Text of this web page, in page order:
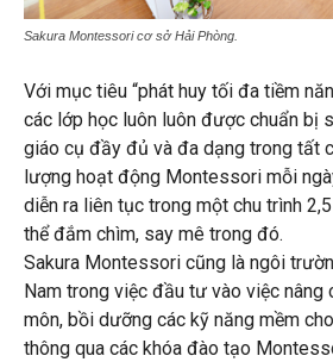
Sakura Montessori cơ sở Hải Phòng.
Với mục tiêu “phát huy tối đa tiềm
các lớp học luôn luôn được chuẩn bị
giáo cụ đầy đủ và đa dạng trong tất
lượng hoạt động Montessori mỗi
diễn ra liên tục trong một chu trình
thể đắm chìm, say mê trong đó.
Sakura Montessori cũng là ngôi
Nam trong việc đầu tư vào việc nâng
môn, bồi dưỡng các kỹ năng mềm
thông qua các khóa đào tạo